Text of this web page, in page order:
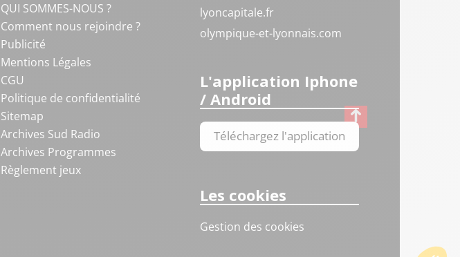
QUI SOMMES-NOUS ?
Comment nous rejoindre ?
Publicité
Mentions Légales
CGU
Politique de confidentialité
Sitemap
Archives Sud Radio
Archives Programmes
Règlement jeux
lyoncapitale.fr
olympique-et-lyonnais.com
L'application Iphone
/ Android
Téléchargez l'application
Les cookies
Gestion des cookies